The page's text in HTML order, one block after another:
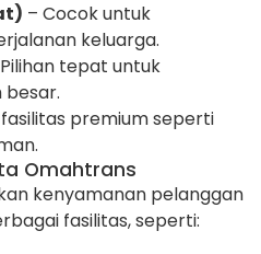
– Cocok untuk
keluarga.
tepat untuk
besar.
premium seperti
Omahtrans
kenyamanan pelanggan
fasilitas, seperti: